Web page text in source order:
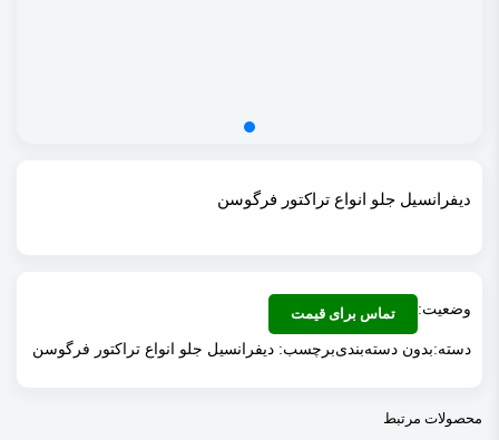
دیفرانسیل جلو انواع تراکتور فرگوسن
وضعیت: تماس برای قیمت
دسته:بدون دسته‌بندیبرچسب: دیفرانسیل جلو انواع تراکتور فرگوسن
محصولات مرتبط